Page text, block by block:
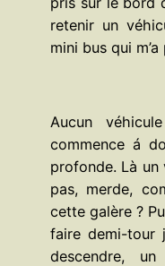
retenir un
mini bus qui
Aucun
commence á
profonde. Là un
pas, merde,
cette galère ?
faire demi-tour
descendre,